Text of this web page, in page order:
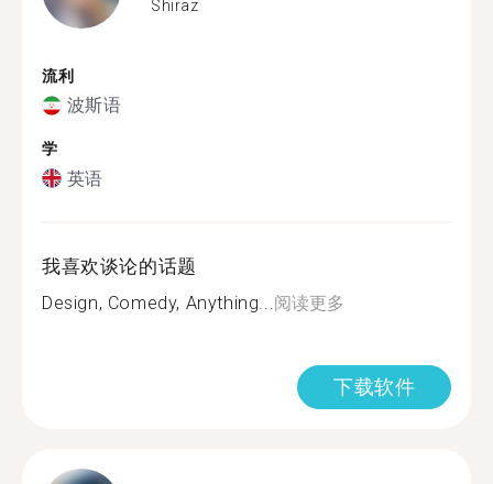
Shiraz
流利
波斯语
学
英语
我喜欢谈论的话题
Design, Comedy, Anything... 阅读更多
下载软件